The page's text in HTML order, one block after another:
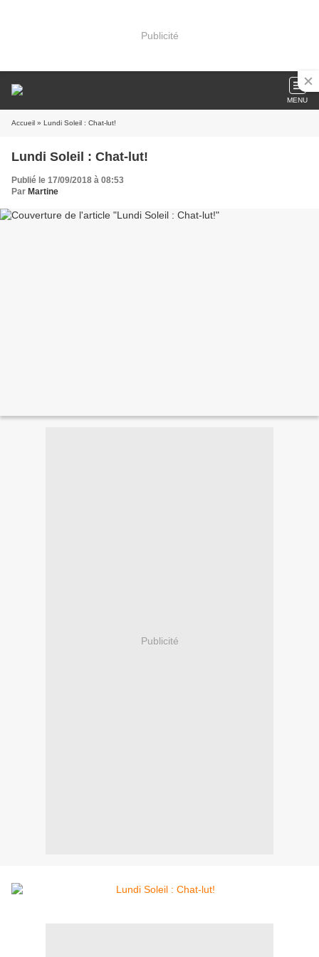
Publicité
MENU
Accueil » Lundi Soleil : Chat-lut!
Lundi Soleil : Chat-lut!
Publié le 17/09/2018 à 08:53
Par Martine
Publicité